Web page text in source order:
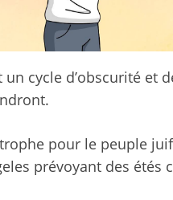
un cycle d’obscurité et
pour le peuple
prévoyant des étés